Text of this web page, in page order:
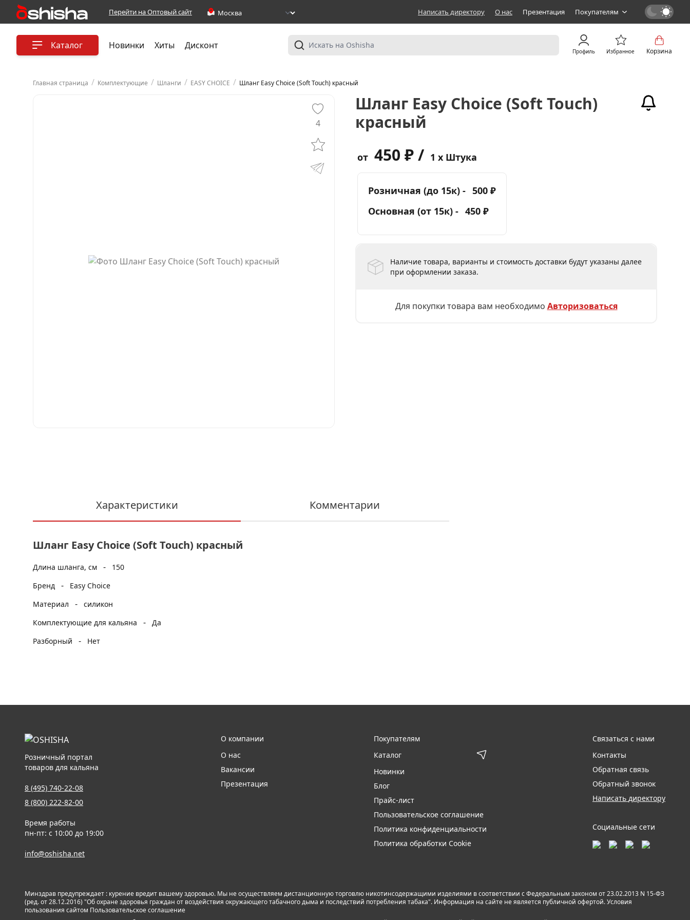
Перейти на Оптовый сайт Написать директору О нас Презентация Покупателям
Каталог Новинки Хиты Дисконт
Профиль Избранное Корзина
Главная страница / Комплектующие / Шланги / EASY CHOICE / Шланг Easy Choice (Soft Touch) красный
4
Шланг Easy Choice (Soft Touch)
красный
от 450 ₽ / 1 x Штука
Розничная (до 15к) - 500 ₽
Основная (от 15к) - 450 ₽
Наличие товара, варианты и стоимость доставки будут указаны далее
при оформлении заказа.
Для покупки товара вам необходимо Авторизоваться
Характеристики Комментарии
Шланг Easy Choice (Soft Touch) красный
Длина шланга, см -
150
Бренд
-
Easy Choice
Материал
- силикон
Комплектующие для кальяна
- Да
Разборный
- Нет
Розничный портал
товаров для кальяна
8 (495) 740-22-08
8 (800) 222-82-00
Время работы
пн-пт: с 10:00 до 19:00
info@oshisha.net
О компании
О нас
Вакансии
Презентация
Покупателям
Каталог
Новинки
Блог
Прайс-лист
Пользовательское соглашение
Политика конфиденциальности
Политика обработки Cookie
Связаться с нами
Контакты
Обратная связь
Обратный звонок
Написать директору
Социальные сети
Минздрав предупреждает : курение вредит вашему здоровью. Мы не осуществляем дистанционную торговлю никотинсодержащими изделиями в соответствии с Федеральным законом от 23.02.2013 N 15-ФЗ
(ред. от 28.12.2016) "Об охране здоровья граждан от воздействия окружающего табачного дыма и последствий потребления табака". Информация на сайте не является публичной офертой. Условия
пользования сайтом Пользовательское соглашение